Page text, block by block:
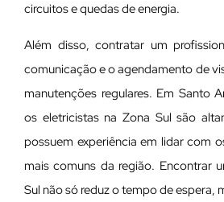
circuitos e quedas de energia.
Além disso, contratar um
comunicação e o agendamento de
manutenções regulares. Em Santo
os eletricistas na Zona Sul são
possuem experiência em lidar com
mais comuns da região. Encontrar
Sul não só reduz o tempo de espera,